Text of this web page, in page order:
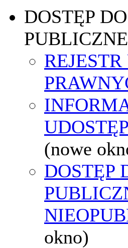
DOSTĘP
(nowe
DOSTĘP
okno)